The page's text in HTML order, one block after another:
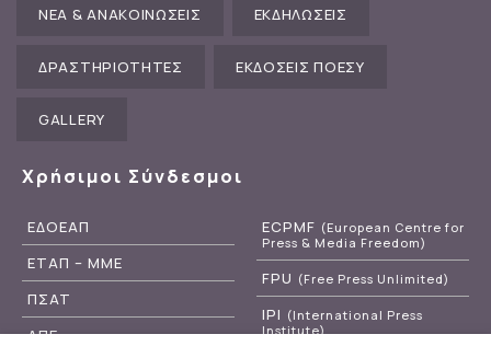
ΝΕΑ & ΑΝΑΚΟΙΝΩΣΕΙΣ ΕΚΔΗΛΩΣΕΙΣ
ΔΡΑΣΤΗΡΙΟΤΗΤΕΣ ΕΚΔΟΣΕΙΣ ΠΟΕΣΥ
GALLERY
Χρήσιμοι Σύνδεσμοι
ΕΔΟΕΑΠ
ΕΤΑΠ – ΜΜΕ
ΠΣΑΤ
ΑΠΕ
ECPMF (European Centre for
Press & Media Freedom)
FPU (Free Press Unlimited)
IPI (International Press
Institute)